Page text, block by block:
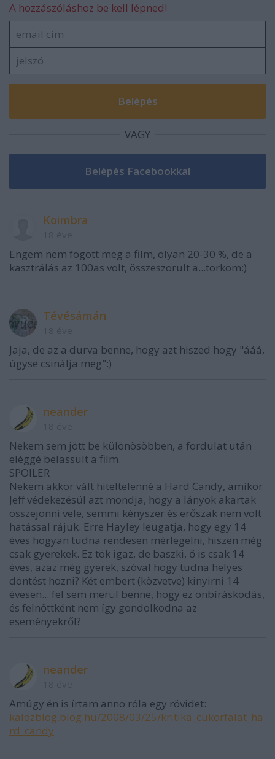
A hozzászóláshoz be kell lépned!
VAGY
Koimbra
Engem nem fogott meg a film, olyan 20-30 %, de a
kasztrálás az 100as volt, összeszorult a...torkom:)
Tévésámán
Jaja, de az a durva benne, hogy azt hiszed hogy "ááá,
úgyse csinálja meg":)
neander
Nekem sem jött be különösöbben, a fordulat után
eléggé belassult a film.
SPOILER
Nekem akkor vált hiteltelenné a Hard Candy, amikor
Jeff védekezésül azt mondja, hogy a lányok akartak
összejönni vele, semmi kényszer és erőszak nem volt
hatással rájuk. Erre Hayley leugatja, hogy egy 14
éves hogyan tudna rendesen mérlegelni, hiszen még
csak gyerekek. Ez tök igaz, de baszki, ő is csak 14
éves, azaz még gyerek, szóval hogy tudna helyes
döntést hozni? Két embert (közvetve) kinyirni 14
évesen... fel sem merül benne, hogy ez önbíráskodás,
és felnőttként nem így gondolkodna az
eseményekről?
neander
Amúgy én is írtam anno róla egy rövidet:
kalozblog.blog.hu/2008/03/25/kritika_cukorfalat_ha
rd_candy